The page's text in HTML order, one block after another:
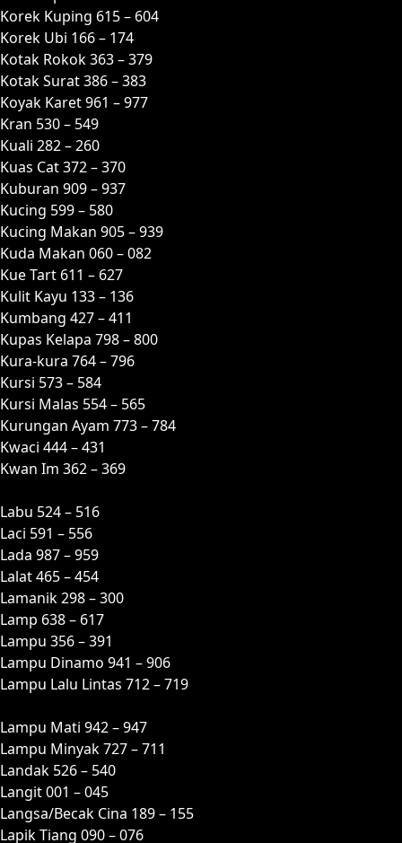
Korek Kuping 615 – 604
Korek Ubi 166 – 174
Kotak Rokok 363 – 379
Kotak Surat 386 – 383
Koyak Karet 961 – 977
Kran 530 – 549
Kuali 282 – 260
Kuas Cat 372 – 370
Kuburan 909 – 937
Kucing 599 – 580
Kucing Makan 905 – 939
Kuda Makan 060 – 082
Kue Tart 611 – 627
Kulit Kayu 133 – 136
Kumbang 427 – 411
Kupas Kelapa 798 – 800
Kura-kura 764 – 796
Kursi 573 – 584
Kursi Malas 554 – 565
Kurungan Ayam 773 – 784
Kwaci 444 – 431
Kwan Im 362 – 369
Labu 524 – 516
Laci 591 – 556
Lada 987 – 959
Lalat 465 – 454
Lamanik 298 – 300
Lamp 638 – 617
Lampu 356 – 391
Lampu Dinamo 941 – 906
Lampu Lalu Lintas 712 – 719
Lampu Mati 942 – 947
Lampu Minyak 727 – 711
Landak 526 – 540
Langit 001 – 045
Langsa/Becak Cina 189 – 155
Lapik Tiang 090 – 076